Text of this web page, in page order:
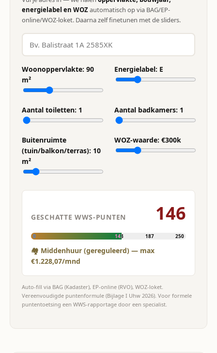
energielabel en WOZautomatisch op via BAG/EP-
online/WOZ-loket. Daarna zelf finetunen met de sliders.
Woonoppervlakte: 90
m²
Energielabel: E
Aantal toiletten: 1 Aantal badkamers: 1
Buitenruimte
(tuin/balkon/terras): 10
m²
WOZ-waarde: €300k
GESCHATTE WWS-PUNTEN 146
0 143 187 250
🏘 Middenhuur (gereguleerd) — max
€1.228,07/mnd
Auto-fill via BAG (Kadaster), EP-online (RVO), WOZ-loket.
Vereenvoudigde puntenformule (Bijlage I Uhw 2026). Voor formele
puntentoetsing een WWS-rapportage door een specialist.